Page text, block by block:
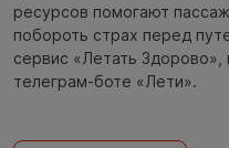
ресурсов помогают
побороть страх перед
сервис «Летать
телеграм-боте «Лети».